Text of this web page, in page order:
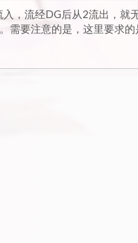
，流经DG后从2流出，就
需要注意的是，这里要求的